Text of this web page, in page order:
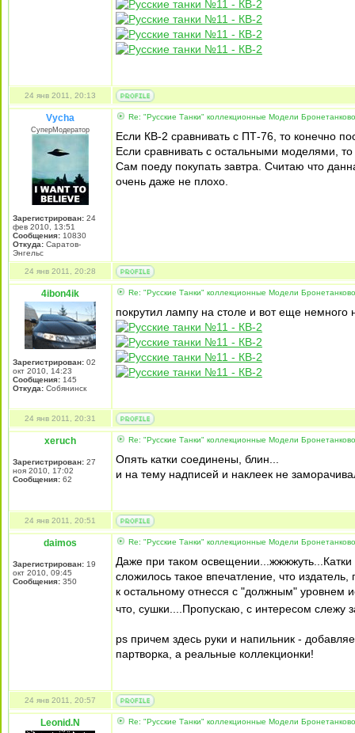
24 янв 2011, 20:13
Vycha
СуперМодератор
Зарегистрирован: 24
фев 2010, 13:51
Сообщения: 10830
Откуда: Саратов-
Энгельс
Re: "Русские Танки" коллекционные Модели
Если КВ-2 сравнивать с ПТ-76, то конечно
Если сравнивать с остальными моделями,
Сам поеду покупать завтра. Считаю что
очень даже не плохо.
24 янв 2011, 20:28
4ibon4ik
Зарегистрирован: 02
окт 2010, 14:23
Сообщения: 145
Откуда: Собянинск
Re: "Русские Танки" коллекционные Модели
покрутил лампу на столе и вот еще немного
24 янв 2011, 20:31
xeruch
Зарегистрирован: 27
ноя 2010, 17:02
Сообщения: 62
Re: "Русские Танки" коллекционные Модели
Опять катки соединены, блин...
и на тему надписей и наклеек не
24 янв 2011, 20:51
daimos
Зарегистрирован: 19
окт 2010, 09:45
Сообщения: 350
Re: "Русские Танки" коллекционные Модели
Даже при таком
сложилось такое впечатление, что
к остальному отнесся с "должным" уровнем
что, сушки....Пропускаю, с интересом слежу
ps причем здесь руки и напильник -
партворка, а реальные коллекционки!
24 янв 2011, 20:57
Leonid.N Re: "Русские Танки" коллекционные Модели